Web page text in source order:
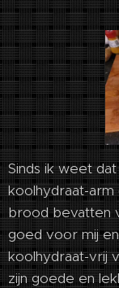
Sinds ik weet
koolhydraat-arm
brood bevatten
goed voor mij
koolhydraat-vrij
zijn goede en